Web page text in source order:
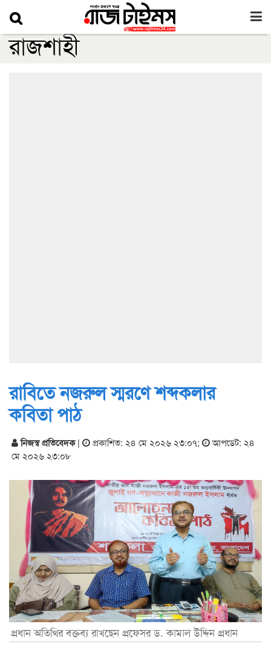
রাজশাহী
রাবিতে নজরুল স্মরণে শব্দকলার
কবিতা পাঠ
নিজস্ব প্রতিবেদক| প্রকাশিত: ২৪ মে ২০২৬ ২৩:০৭;
আপডেট: ২৪
মে ২০২৬ ২৩:০৮
প্রধান অতিথির বক্তব্য রাখছেন প্রফেসর ড. কামাল উদ্দিন প্রধান